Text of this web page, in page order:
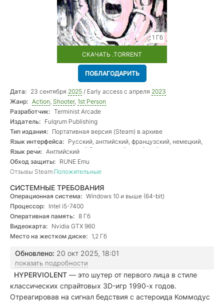
1 Гб
СКАЧАТЬ .TORRENT
ПОБЛАГОДАРИТЬ
Дата: 23 сентября 2025 / Early access с апреля 2023
Жанр: Action, Shooter, 1st Person
Разработчик: Terminist Arcade
Издатель: Fulqrum Publishing
Тип издания: Портативная версия (Steam) в архиве
Язык интерфейса: Русский, английский, французский, немецкий,
испанский, португальский бразильский, китайский
Язык речи: Английский
Обход защиты: RUNE Emu
Отзывы Steam:Положительные
СИСТЕМНЫЕ ТРЕБОВАНИЯ
Операционная система: Windows 10 и выше (64-bit)
Процессор: Intel i5-7400
Оперативная память: 8 Гб
Видеокарта: Nvidia GTX 960
Место на жестком диске: 1,2 Гб
Обновлено: 20 окт 2025, 18:01
показать подробности
HYPERVIOLENT — это шутер от первого лица в стиле
классических спрайтовых 3D-игр 1990-х годов.
Отреагировав на сигнал бедствия с астероида Коммодус